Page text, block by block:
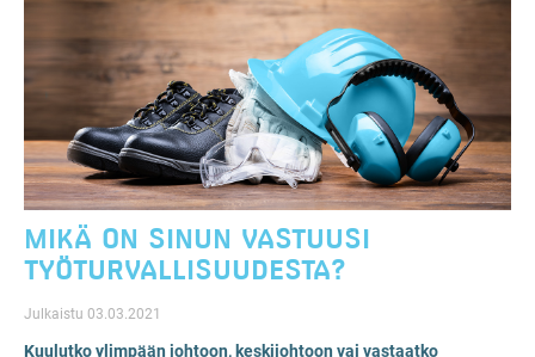
MIKÄ ON SINUN VASTUUSI
TYÖTURVALLISUUDESTA?
Julkaistu 03.03.2021
Kuulutko ylimpään johtoon, keskijohtoon vai vastaatko